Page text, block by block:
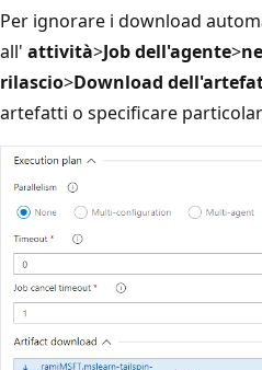
Per ignorare i download
all' attività>Job dell'agente>
rilascio>Download
artefatti o specificare